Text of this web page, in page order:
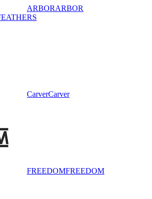
ARBORARBOR
CarverCarver
FREEDOMFREEDOM